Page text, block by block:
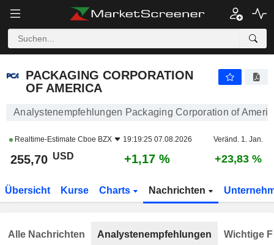
PACKAGING CORPORATION
OF AMERICA
Analystenempfehlungen Packaging Corporation of
Realtime-Estimate Cboe BZX 19:19:25 07.08.2026 Veränd. 1. Jan.
255,70 USD +1,17 % +23,83 %
Übersicht Kurse Charts Nachrichten
Alle Nachrichten Analystenempfehlungen Wichtige